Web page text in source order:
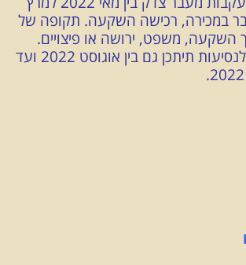
ומדובר במכירה, רכישה השקעה. תקופה של
השקעה, משפט, ירושה או פיצויים.
תקופה מוצלחת לנסיעות תיתכן גם בין אוגוסט 2022 ועד